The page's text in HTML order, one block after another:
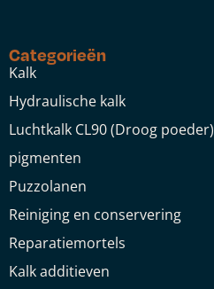
Categorieën
Kalk
Hydraulische kalk
Luchtkalk CL90 (Droog poeder)
pigmenten
Puzzolanen
Reiniging en conservering
Reparatiemortels
Kalk additieven